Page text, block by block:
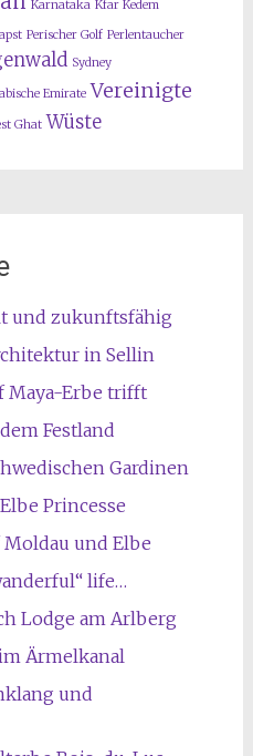
Karnataka Kfar Kedem
Perischer Golf Perlentaucher
Sydney
Emirate Vereinigte
Ghat Wüste
und zukunftsfähig
in Sellin
Maya-Erbe trifft
Festland
Gardinen
Princesse
und Elbe
life…
Lodge am Arlberg
Ärmelkanal
und